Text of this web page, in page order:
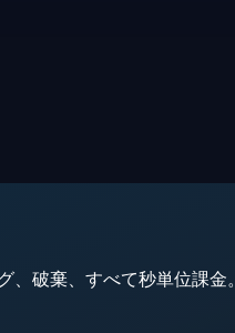
破棄、すべて秒単位課金。